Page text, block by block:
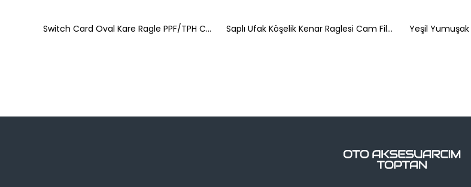
Switch Card Oval Kare Ragle PPF/TPH Cam Filmi Çekme Uygulama Aparatı Teflonlu 95A Sertlik 10x9cm Turuncu Saplı Ufak Köşelik Kenar Raglesi Cam Filmi Çekme Aparatı Siyah